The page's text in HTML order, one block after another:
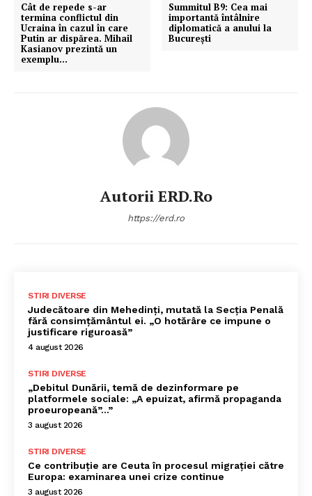
Cât de repede s-ar
termina conflictul din
Ucraina în cazul în care
Putin ar dispărea. Mihail
Kasianov prezintă un
exemplu…
Summitul B9: Cea mai
importantă întâlnire
diplomatică a anului la
București
Autorii ERD.ro
https://erd.ro
STIRI DIVERSE
Judecătoare din Mehedinți, mutată la Secția Penală
fără consimțământul ei. „O hotărâre ce impune o
justificare riguroasă”
4 august 2026
STIRI DIVERSE
„Debitul Dunării, temă de dezinformare pe
platformele sociale: „A epuizat, afirmă propaganda
proeuropeană”…”
3 august 2026
STIRI DIVERSE
Ce contribuție are Ceuta în procesul migrației către
Europa: examinarea unei crize continue
3 august 2026